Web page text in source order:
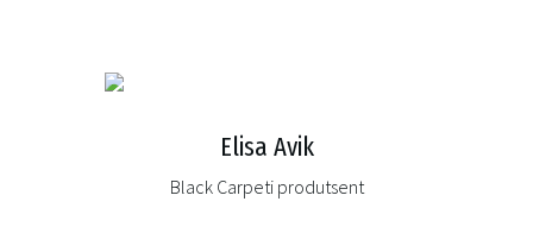
Elisa Avik
Black Carpeti produtsent